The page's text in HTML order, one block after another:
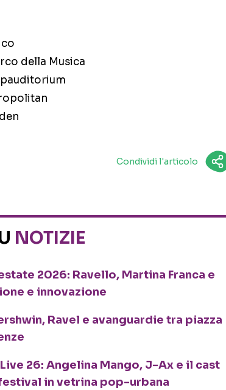
della Musica
Condividi l'articolo
NOTIZIE
2026: Ravello, Martina Franca e
e innovazione
Ravel e avanguardie tra piazza
26: Angelina Mango, J-Ax e il cast
in vetrina pop-urbana